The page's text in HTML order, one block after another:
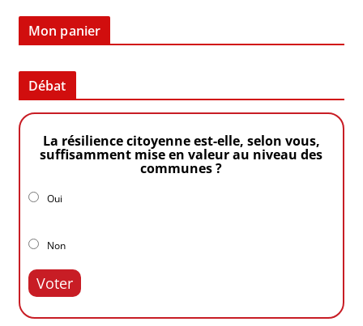
Mon panier
Débat
La résilience citoyenne est-elle, selon vous,
suffisamment mise en valeur au niveau des
communes ?
Oui
Non
Voter